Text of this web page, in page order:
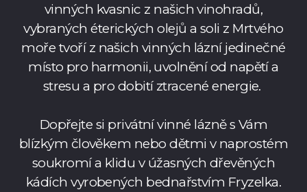
vinných kvasnic z našich vinohradů,
vybraných éterických olejů a soli z Mrtvého
moře tvoří z našich vinných lázní jedinečné
místo pro harmonii, uvolnění od napětí a
stresu a pro dobití ztracené energie.
Dopřejte si privátní vinné lázně s Vám
blízkým člověkem nebo dětmi v naprostém
soukromí a klidu v úžasných dřevěných
kádích vyrobených bednařstvím Fryzelka.